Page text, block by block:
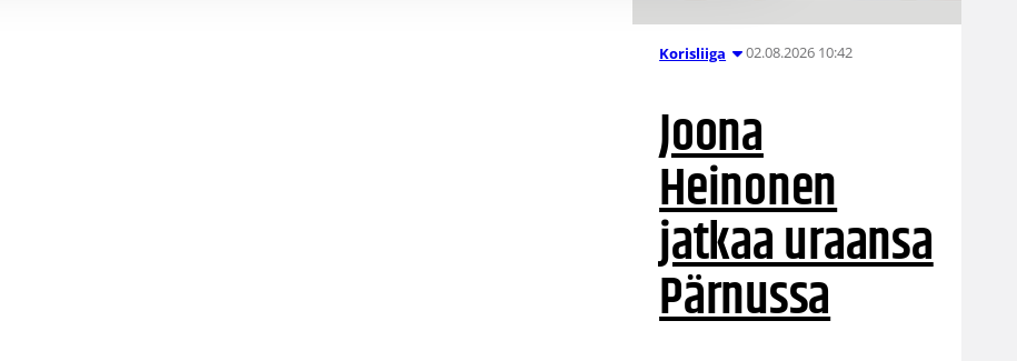
Korisliiga 02.08.2026 10:42
Joona
Heinonen
jatkaa uraansa
Pärnussa